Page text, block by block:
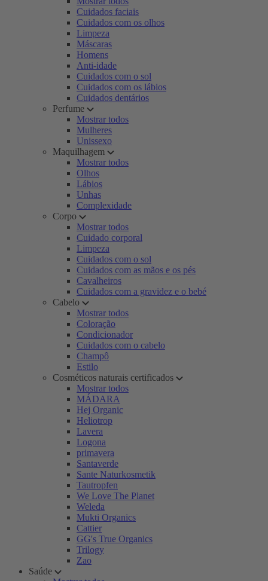
Cuidados faciais
Cuidados com os olhos
Limpeza
Máscaras
Homens
Anti-idade
Cuidados com o sol
Cuidados com os lábios
Cuidados dentários
Perfume
Mostrar todos
Mulheres
Unissexo
Maquilhagem
Mostrar todos
Olhos
Lábios
Unhas
Complexidade
Corpo
Mostrar todos
Cuidado corporal
Limpeza
Cuidados com o sol
Cuidados com as mãos e os pés
Cavalheiros
Cuidados com a gravidez e o bebé
Cabelo
Mostrar todos
Coloração
Condicionador
Cuidados com o cabelo
Champô
Estilo
Cosméticos naturais certificados
Mostrar todos
MÁDARA
Hej Organic
Heliotrop
Lavera
Logona
primavera
Santaverde
Sante Naturkosmetik
Tautropfen
We Love The Planet
Weleda
Mukti Organics
Cattier
GG's True Organics
Trilogy
Zao
Saúde